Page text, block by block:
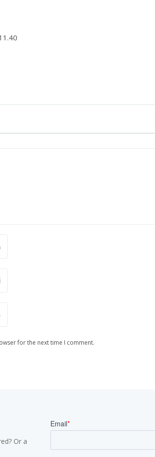
for the next time I comment.
Or a